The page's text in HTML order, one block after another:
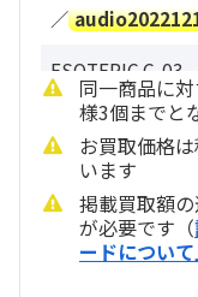
／
ESOTERIC C-03
／
ESOTERIC I-05
ESOTERIC AZ-1S
同一商品に
様3個までと
お買取価格
います
掲載買取額
が必要です（
ードについて